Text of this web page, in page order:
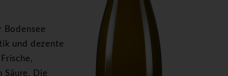
Bodensee
und dezente
Säure. Die